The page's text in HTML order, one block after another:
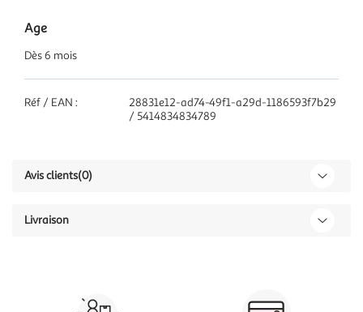
Age
Dès 6 mois
Réf / EAN :
28831e12-ad74-49f1-a29d-1186593f7b29
/ 5414834834789
Avis clients(0)
Livraison